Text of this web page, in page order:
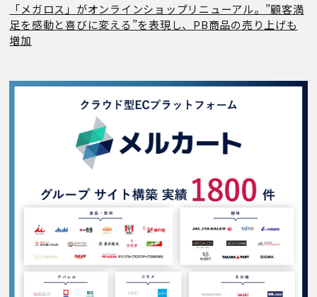
「メガロス」がオンラインショップリニューアル。”顧客満
足を感動と喜びに変える”を表現し、PB商品の売り上げも
増加